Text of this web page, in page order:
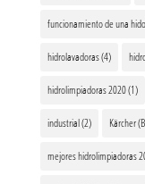
funcionamiento de una
hidrolavadoras(4)
hidrolimpiadoras 2020(1)
industrial(2) Kärcher
mejores hidrolimpiadoras